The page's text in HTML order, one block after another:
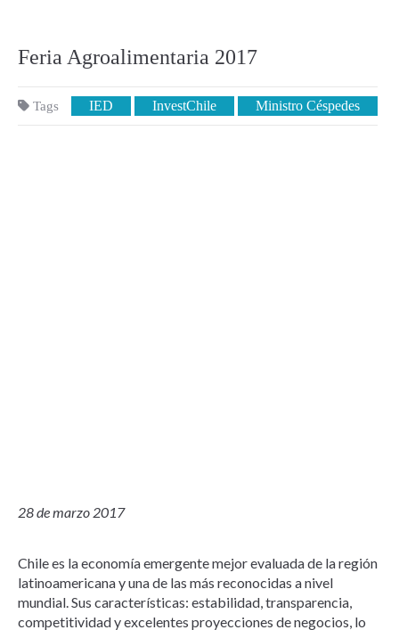
Feria Agroalimentaria 2017
Tags IED InvestChile Ministro Céspedes
28 de marzo 2017
Chile es la economía emergente mejor evaluada de la región
latinoamericana y una de las más reconocidas a nivel
mundial. Sus características: estabilidad, transparencia,
competitividad y excelentes proyecciones de negocios, lo